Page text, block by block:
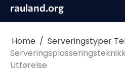
Skiprauland.org
Home
Serveringstyper
Utførelse